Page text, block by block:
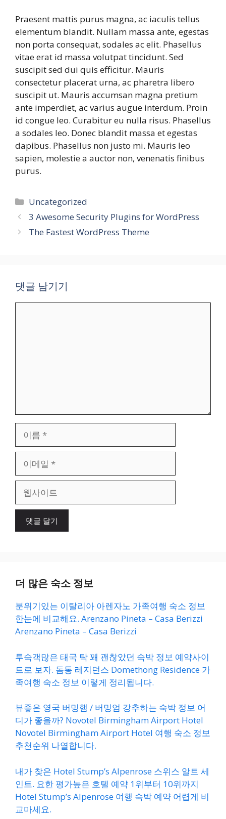
Praesent mattis purus magna, ac iaculis tellus
elementum blandit. Nullam massa ante, egestas
non porta consequat, sodales ac elit. Phasellus
vitae erat id massa volutpat tincidunt. Sed
suscipit sed dui quis efficitur. Mauris
consectetur placerat urna, ac pharetra libero
suscipit ut. Mauris accumsan magna pretium
ante imperdiet, ac varius augue interdum. Proin
id congue leo. Curabitur eu nulla risus. Phasellus
a sodales leo. Donec blandit massa et egestas
dapibus. Phasellus non justo mi. Mauris leo
sapien, molestie a auctor non, venenatis finibus
purus.
카
테
리
Uncategorized
3 Awesome Security Plugins for WordPress
The Fastest WordPress Theme
댓글 남기기
일
이
더 많은 숙소 정보
분위기있는 이탈리아 아렌자노 가족여행 숙소 정보
한눈에 비교해요. Arenzano Pineta – Casa Berizzi
Arenzano Pineta – Casa Berizzi
투숙객많은 태국 탁 꽤 괜찮았던 숙박 정보 예약사이
트로 보자. 돔통 레지던스 Domethong Residence 가
족여행 숙소 정보 이렇게 정리됩니다.
뷰좋은 영국 버밍햄 / 버밍엄 강추하는 숙박 정보 어
디가 좋을까? Novotel Birmingham Airport Hotel
Novotel Birmingham Airport Hotel 여행 숙소 정보
추천순위 나열합니다.
내가 찾은 Hotel Stump’s Alpenrose 스위스 알트 세
인트. 요한 평가높은 호텔 예약 1위부터 10위까지
Hotel Stump’s Alpenrose 여행 숙박 예약 어렵게 비
교마세요.